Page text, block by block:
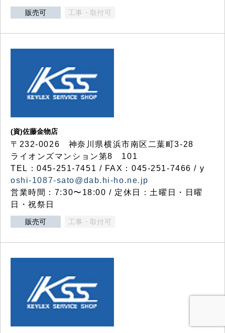
販売可 工事・取付可
(資)佐藤金物店
〒232-0026 神奈川県横浜市南区二葉町3-28
ライオンズマンション第8 101
TEL：045-251-7451 / FAX：045-251-7466 / y
oshi-1087-sato@dab.hi-ho.ne.jp
営業時間：7:30〜18:00 / 定休日：土曜日・日曜
日・祝祭日
販売可 工事・取付可